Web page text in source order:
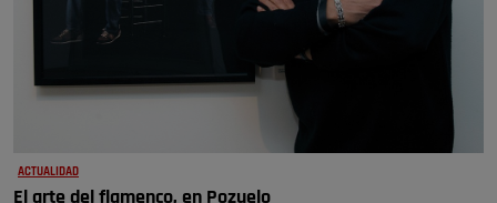
ACTUALIDAD
El arte del flamenco, en Pozuelo